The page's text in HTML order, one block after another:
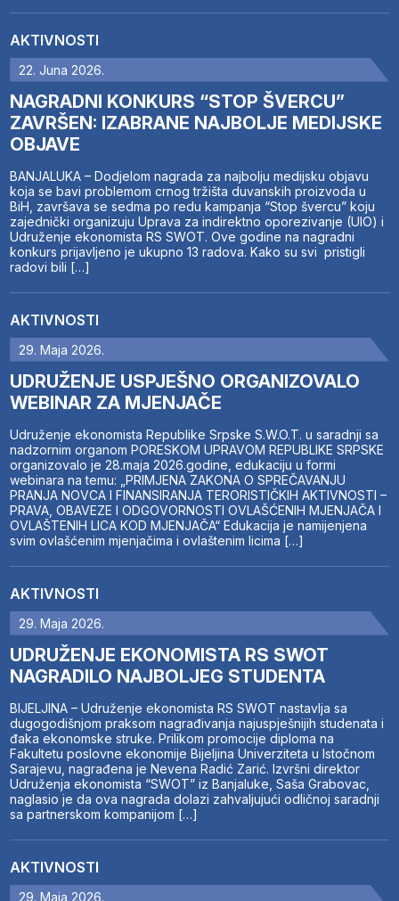
AKTIVNOSTI
22. Juna 2026.
NAGRADNI KONKURS “STOP ŠVERCU”
ZAVRŠEN: IZABRANE NAJBOLJE MEDIJSKE
OBJAVE
BANJALUKA – Dodjelom nagrada za najbolju medijsku objavu
koja se bavi problemom crnog tržišta duvanskih proizvoda u
BiH, završava se sedma po redu kampanja “Stop švercu” koju
zajednički organizuju Uprava za indirektno oporezivanje (UIO) i
Udruženje ekonomista RS SWOT. Ove godine na nagradni
konkurs prijavljeno je ukupno 13 radova. Kako su svi pristigli
radovi bili […]
AKTIVNOSTI
29. Maja 2026.
UDRUŽENJE USPJEŠNO ORGANIZOVALO
WEBINAR ZA MJENJAČE
Udruženje ekonomista Republike Srpske S.W.O.T. u saradnji sa
nadzornim organom PORESKOM UPRAVOM REPUBLIKE SRPSKE
organizovalo je 28.maja 2026.godine, edukaciju u formi
webinara na temu: „PRIMJENA ZAKONA O SPREČAVANJU
PRANJA NOVCA I FINANSIRANJA TERORISTIČKIH AKTIVNOSTI –
PRAVA, OBAVEZE I ODGOVORNOSTI OVLAŠĆENIH MJENJAČA I
OVLAŠTENIH LICA KOD MJENJAČA“ Edukacija je namijenjena
svim ovlašćenim mjenjačima i ovlaštenim licima […]
AKTIVNOSTI
29. Maja 2026.
UDRUŽENJE EKONOMISTA RS SWOT
NAGRADILO NAJBOLJEG STUDENTA
BIJELJINA – Udruženje ekonomista RS SWOT nastavlja sa
dugogodišnjom praksom nagrađivanja najuspješnijih studenata i
đaka ekonomske struke. Prilikom promocije diploma na
Fakultetu poslovne ekonomije Bijeljina Univerziteta u Istočnom
Sarajevu, nagrađena je Nevena Radić Zarić. Izvršni direktor
Udruženja ekonomista “SWOT” iz Banjaluke, Saša Grabovac,
naglasio je da ova nagrada dolazi zahvaljujući odličnoj saradnji
sa partnerskom kompanijom […]
AKTIVNOSTI
29. Maja 2026.